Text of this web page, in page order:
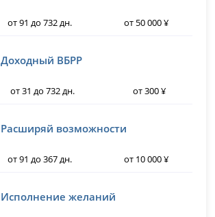
от 91 до 732 дн. от 50 000 ¥
Доходный ВБРР
от 31 до 732 дн. от 300 ¥
Расширяй возможности
от 91 до 367 дн. от 10 000 ¥
Исполнение желаний